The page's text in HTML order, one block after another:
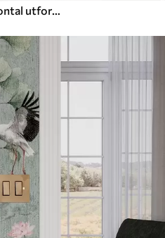
Hvit mursteinstruktur, horisontal utforming